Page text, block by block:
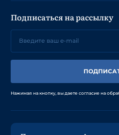
Подписаться на рассылку
Нажимая на кнопку, вы даете согласие на